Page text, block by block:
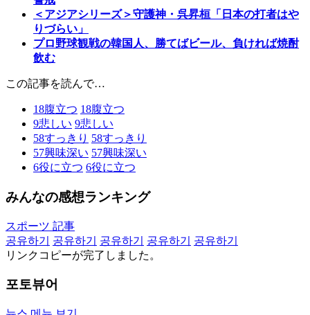
＜アジアシリーズ＞守護神・呉昇桓「日本の打者はや
りづらい」
プロ野球観戦の韓国人、勝てばビール、負ければ焼酎
飲む
この記事を読んで…
18腹立つ 18腹立つ
9悲しい 9悲しい
58すっきり 58すっきり
57興味深い 57興味深い
6役に立つ 6役に立つ
みんなの感想ランキング
スポーツ 記事
공유하기
공유하기 공유하기 공유하기
공유하기
リンクコピーが完了しました。
포토뷰어